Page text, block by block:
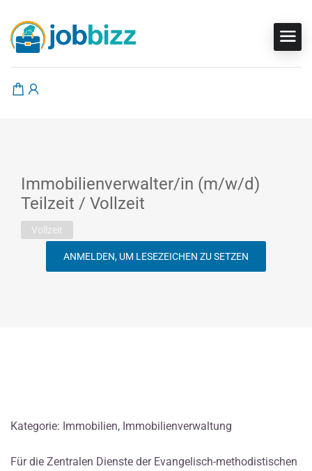
Immobilienverwalter/in (m/w/d)
Teilzeit / Vollzeit
Vollzeit
ANMELDEN, UM LESEZEICHEN ZU SETZEN
Kategorie: Immobilien, Immobilienverwaltung
Für die Zentralen Dienste der Evangelisch-methodistischen